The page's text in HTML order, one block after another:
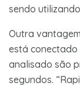
sendo
Outra
está
analisado são
segundos.